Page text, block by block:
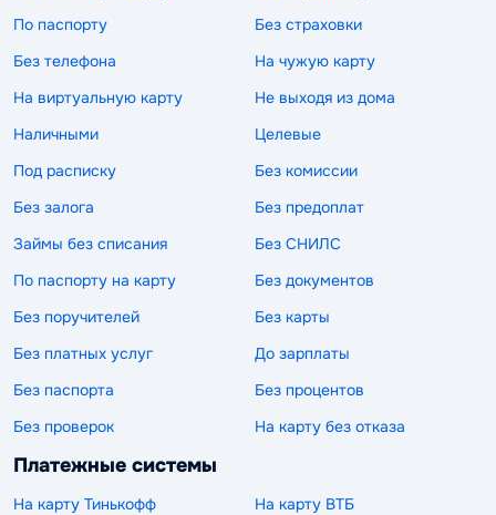
По паспорту
Без страховки
Без телефона
На чужую карту
На виртуальную карту
Не выходя из дома
Наличными
Целевые
Под расписку
Без комиссии
Без залога
Без предоплат
Займы без списания
Без СНИЛС
По паспорту на карту
Без документов
Без поручителей
Без карты
Без платных услуг
До зарплаты
Без паспорта
Без процентов
Без проверок
На карту без отказа
Платежные системы
На карту Тинькофф
На карту ВТБ